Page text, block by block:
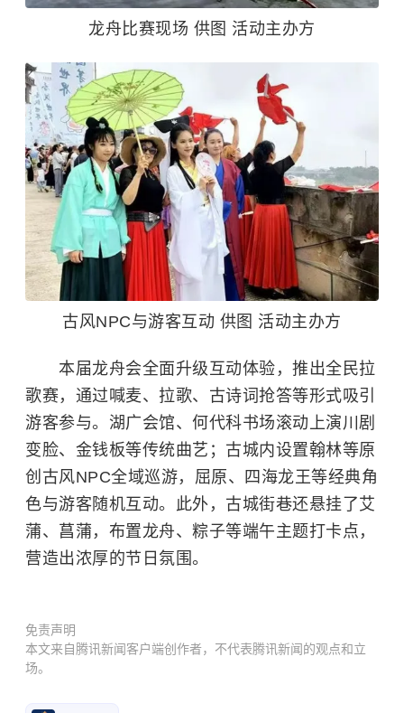
龙舟比赛现场 供图 活动主办方
古风NPC与游客互动 供图 活动主办方
本届龙舟会全面升级互动体验，推出全民拉
歌赛，通过喊麦、拉歌、古诗词抢答等形式吸引
游客参与。 湖广会馆、何代科书场滚动上演川剧
变脸、金钱板等传统曲艺；古城内设置翰林等原
创古风NPC全域巡游， 屈原、 四海龙王等经典角
色与游客随机互动。此外，古城街巷还悬挂了艾
蒲、菖蒲，布置龙舟、粽子等端午主题打卡点，
营造出浓厚的节日氛围。
免责声明
本文来自腾讯新闻客户端创作者，不代表腾讯新闻的观点和立
场。